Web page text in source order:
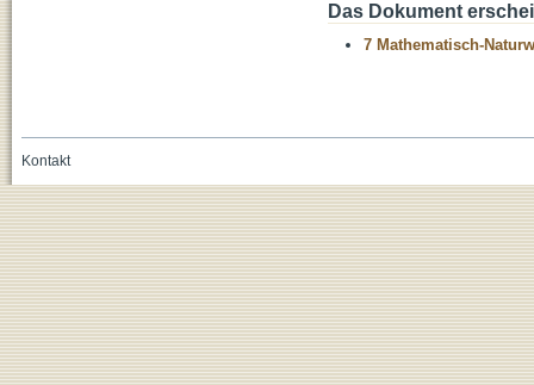
Das Dokument
7 Mathematisch-
Kontakt